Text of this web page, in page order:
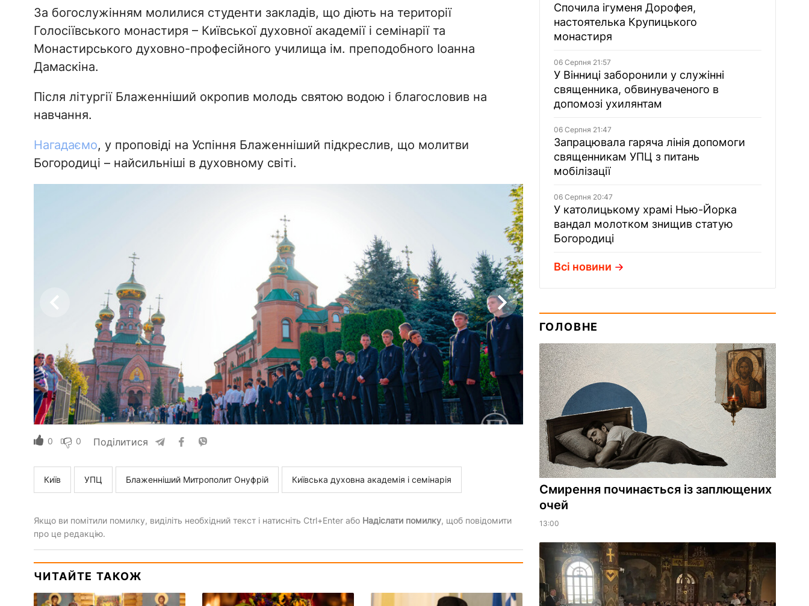
За богослужінням молилися студенти закладів, що діють на території
Голосіївського монастиря – Київської духовної академії і семінарії та
Монастирського духовно-професійного училища ім. преподобного Іоанна
Дамаскіна.
Після літургії Блаженніший окропив молодь святою водою і благословив на
навчання.
Нагадаємо, у проповіді на Успіння Блаженніший підкреслив, що молитви
Богородиці – найсильніші в духовному світі.
0 0 Поділитися
Київ УПЦ Блаженніший Митрополит Онуфрій Київська духовна академія і семінарія
Якщо ви помітили помилку, виділіть необхідний текст і натисніть Ctrl+Enter або Надіслати помилку, щоб повідомити
про це редакцію.
ЧИТАЙТЕ ТАКОЖ
Спочила ігуменя Дорофея,
настоятелька Крупицького
монастиря
06 Серпня 21:57
У Вінниці заборонили у служінні
священника, обвинуваченого в
допомозі ухилянтам
06 Серпня 21:47
Запрацювала гаряча лінія допомоги
священникам УПЦ з питань
мобілізації
06 Серпня 20:47
У католицькому храмі Нью-Йорка
вандал молотком знищив статую
Богородиці
Всі новини
ГОЛОВНЕ
Смирення починається із заплющених
очей
13:00